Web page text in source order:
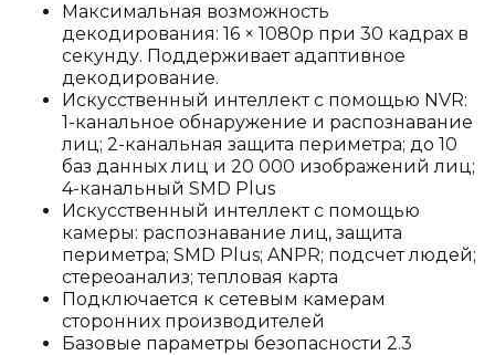
Максимальная возможность
декодирования: 16 × 1080p при 30 кадрах в
секунду. Поддерживает адаптивное
декодирование.
Искусственный интеллект с помощью NVR:
1-канальное обнаружение и распознавание
лиц; 2-канальная защита периметра; до 10
баз данных лиц и 20 000 изображений лиц;
4-канальный SMD Plus
Искусственный интеллект с помощью
камеры: распознавание лиц, защита
периметра; SMD Plus; ANPR; подсчет людей;
стереоанализ; тепловая карта
Подключается к сетевым камерам
сторонних производителей
Базовые параметры безопасности 2.3